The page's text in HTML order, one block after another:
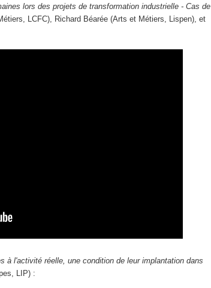
lors des projets de transformation industrielle - Cas de
LCFC), Richard Béarée (Arts et Métiers, Lispen), et
à l'activité réelle, une condition de leur implantation dans
LIP) :